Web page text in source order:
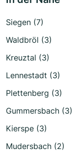
Siegen (7)
Waldbröl (3)
Kreuztal (3)
Lennestadt (3)
Plettenberg (3)
Gummersbach (3)
Kierspe (3)
Mudersbach (2)